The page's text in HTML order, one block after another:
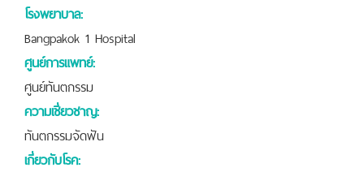
โรงพยาบาล:
Bangpakok 1 Hospital
ศูนย์การแพทย์:
ศูนย์ทันตกรรม
ความเชี่ยวชาญ:
ทันตกรรมจัดฟัน
เกี่ยวกับโรค: